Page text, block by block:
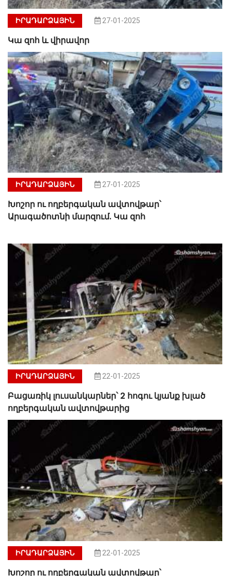
ԻՐԱԴԱՐՁԱՅԻՆ 27-01-2025
Կա զոհ և վիրավոր
ԻՐԱԴԱՐՁԱՅԻՆ 27-01-2025
Խոշոր ու ողբերգական ավտովթար՝
Արագածոտնի մարզում. Կա զոհ
ԻՐԱԴԱՐՁԱՅԻՆ 22-01-2025
Բացառիկ լուսանկարներ՝ 2 հոգու կյանք խլած
ողբերգական ավտովթարից
ԻՐԱԴԱՐՁԱՅԻՆ 22-01-2025
Խոշոր ու ողբերգական ավտովթար՝